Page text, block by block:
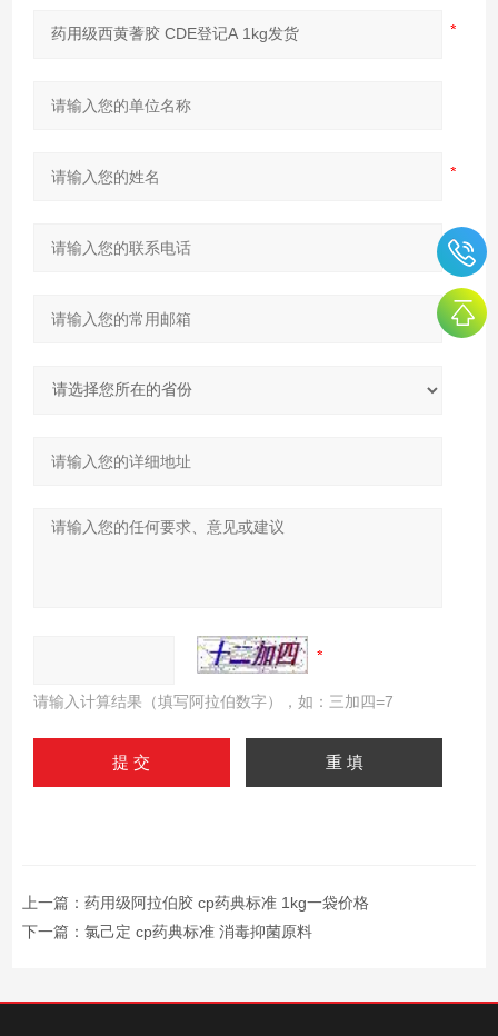
请输入计算结果（填写阿拉伯数字），如：三加四=7
上一篇： 药用级阿拉伯胶 cp药典标准 1kg一袋价格
下一篇： 氯己定 cp药典标准 消毒抑菌原料